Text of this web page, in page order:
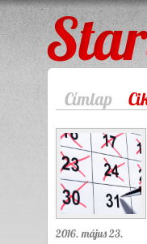
StartupCafe
Címlap
2016. május 23.